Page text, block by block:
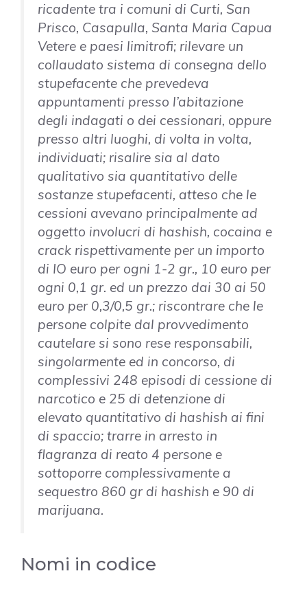
ricadente tra i comuni di Curti, San
Prisco, Casapulla, Santa Maria Capua
Vetere e paesi limitrofi; rilevare un
collaudato sistema di consegna dello
stupefacente che prevedeva
appuntamenti presso l’abitazione
degli indagati o dei cessionari, oppure
presso altri luoghi, di volta in volta,
individuati; risalire sia al dato
qualitativo sia quantitativo delle
sostanze stupefacenti, atteso che le
cessioni avevano principalmente ad
oggetto involucri di hashish, cocaina e
crack rispettivamente per un importo
di IO euro per ogni 1-2 gr., 10 euro per
ogni 0,1 gr. ed un prezzo dai 30 ai 50
euro per 0,3/0,5 gr.; riscontrare che le
persone colpite dal provvedimento
cautelare si sono rese responsabili,
singolarmente ed in concorso, di
complessivi 248 episodi di cessione di
narcotico e 25 di detenzione di
elevato quantitativo di hashish ai fini
di spaccio; trarre in arresto in
flagranza di reato 4 persone e
sottoporre complessivamente a
sequestro 860 gr di hashish e 90 di
marijuana.
Nomi in codice